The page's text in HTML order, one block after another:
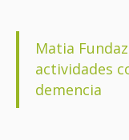
Matia
actividades
demencia